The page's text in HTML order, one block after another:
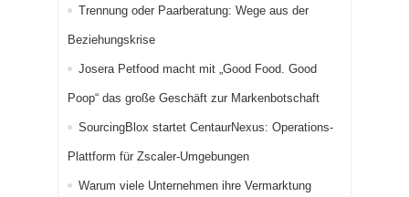
Trennung oder Paarberatung: Wege aus der
Beziehungskrise
Josera Petfood macht mit „Good Food. Good
Poop“ das große Geschäft zur Markenbotschaft
SourcingBlox startet CentaurNexus: Operations-
Plattform für Zscaler-Umgebungen
Warum viele Unternehmen ihre Vermarktung